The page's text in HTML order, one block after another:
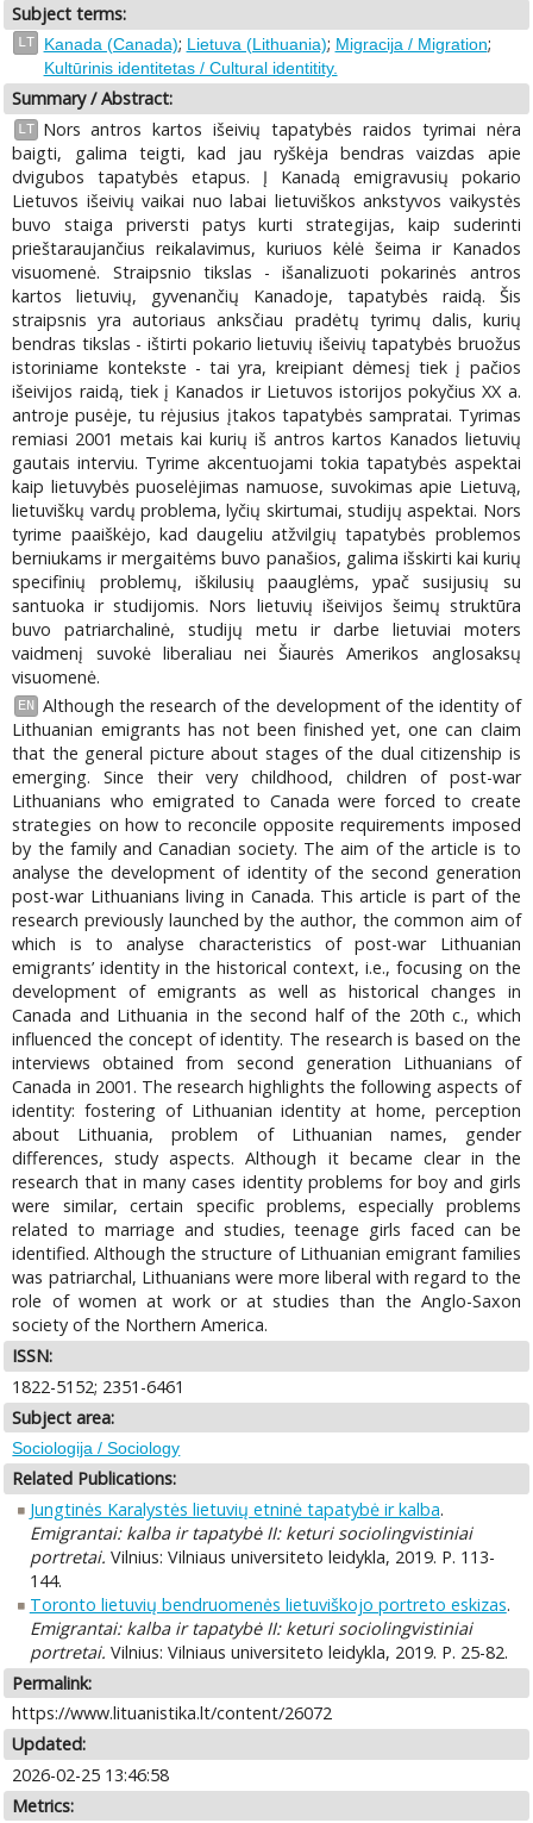
Subject terms:
LT Kanada (Canada); Lietuva (Lithuania); Migracija / Migration;
Kultūrinis identitetas / Cultural identitity.
Summary / Abstract:
LT
Nors antros kartos išeivių tapatybės raidos tyrimai nėra
baigti, galima teigti, kad jau ryškėja bendras vaizdas apie
dvigubos tapatybės etapus. Į Kanadą emigravusių pokario
Lietuvos išeivių vaikai nuo labai lietuviškos ankstyvos vaikystės
buvo staiga priversti patys kurti strategijas, kaip suderinti
prieštaraujančius reikalavimus, kuriuos kėlė šeima ir Kanados
visuomenė. Straipsnio tikslas - išanalizuoti pokarinės antros
kartos lietuvių, gyvenančių Kanadoje, tapatybės raidą. Šis
straipsnis yra autoriaus anksčiau pradėtų tyrimų dalis, kurių
bendras tikslas - ištirti pokario lietuvių išeivių tapatybės bruožus
istoriniame kontekste - tai yra, kreipiant dėmesį tiek į pačios
išeivijos raidą, tiek į Kanados ir Lietuvos istorijos pokyčius XX a.
antroje pusėje, tu­ rėjusius įtakos tapatybės sampratai. Tyrimas
remiasi 2001 metais kai kurių iš antros kartos Kanados lietuvių
gautais interviu. Tyrime akcentuojami tokia tapatybės aspektai
kaip lietuvybės puoselėjimas namuose, suvokimas apie Lietuvą,
lietuviškų vardų problema, lyčių skirtumai, studijų aspektai. Nors
tyrime paaiškėjo, kad daugeliu atžvilgių tapatybės problemos
berniukams ir mergaitėms buvo panašios, galima išskirti kai kurių
specifinių problemų, iškilusių paauglėms, ypač susijusių su
santuoka ir studijomis. Nors lietuvių išeivijos šeimų struktūra
buvo patriarchalinė, studijų metu ir darbe lietuviai moters
vaidmenį suvokė liberaliau nei Šiaurės Amerikos anglosaksų
visuomenė.
EN
Although the research of the development of the identity of
Lithuanian emigrants has not been finished yet, one can claim
that the general picture about stages of the dual citizenship is
emerging. Since their very childhood, children of post-war
Lithuanians who emigrated to Canada were forced to create
strategies on how to reconcile opposite requirements imposed
by the family and Canadian society. The aim of the article is to
analyse the development of identity of the second generation
post-war Lithuanians living in Canada. This article is part of the
research previously launched by the author, the common aim of
which is to analyse characteristics of post-war Lithuanian
emigrants’ identity in the historical context, i.e., focusing on the
development of emigrants as well as historical changes in
Canada and Lithuania in the second half of the 20th c., which
influenced the concept of identity. The research is based on the
interviews obtained from second generation Lithuanians of
Canada in 2001. The research highlights the following aspects of
identity: fostering of Lithuanian identity at home, perception
about Lithuania, problem of Lithuanian names, gender
differences, study aspects. Although it became clear in the
research that in many cases identity problems for boy and girls
were similar, certain specific problems, especially problems
related to marriage and studies, teenage girls faced can be
identified. Although the structure of Lithuanian emigrant families
was patriarchal, Lithuanians were more liberal with regard to the
role of women at work or at studies than the Anglo-Saxon
society of the Northern America.
ISSN:
1822-5152; 2351-6461
Subject area:
Sociologija / Sociology
Related Publications:
Jungtinės Karalystės lietuvių etninė tapatybė ir kalba.
Emigrantai: kalba ir tapatybė II: keturi sociolingvistiniai
portretai. Vilnius: Vilniaus universiteto leidykla, 2019. P. 113-
144.
Toronto lietuvių bendruomenės lietuviškojo portreto eskizas.
Emigrantai: kalba ir tapatybė II: keturi sociolingvistiniai
portretai. Vilnius: Vilniaus universiteto leidykla, 2019. P. 25-82.
Permalink:
https://www.lituanistika.lt/content/26072
Updated:
2026-02-25 13:46:58
Metrics: